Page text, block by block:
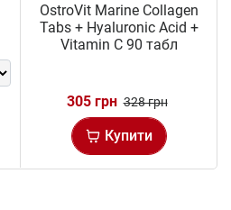
OstroVit Marine Collagen
Tabs + Hyaluronic Acid +
Vitamin C 90 табл
305 грн 328 грн
Купити